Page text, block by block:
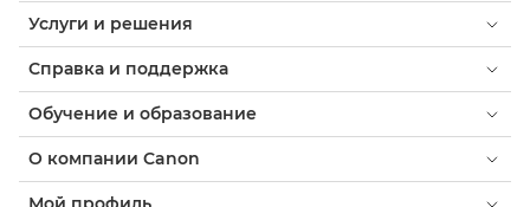
Услуги и решения
Справка и поддержка
Обучение и образование
О компании Canon